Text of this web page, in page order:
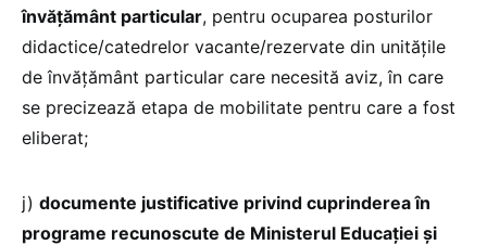
învăţământ particular, pentru ocuparea posturilor
didactice/catedrelor vacante/rezervate din unităţile
de învăţământ particular care necesită aviz, în care
se precizează etapa de mobilitate pentru care a fost
eliberat;
j) documente justificative privind cuprinderea în
programe recunoscute de Ministerul Educației și